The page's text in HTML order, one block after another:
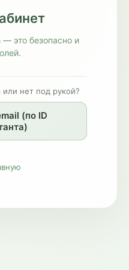
— это безопасно и
или нет под рукой?
(по ID